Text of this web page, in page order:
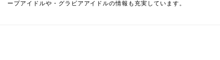
ープアイドルや・グラビアアイドルの情報も充実しています。